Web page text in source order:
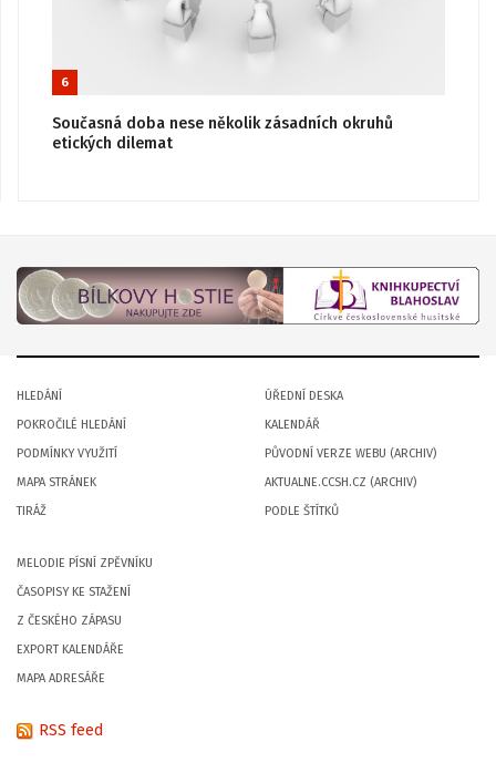
6
Současná doba nese několik zásadních okruhů
etických dilemat
HLEDÁNÍ
POKROČILÉ HLEDÁNÍ
PODMÍNKY VYUŽITÍ
MAPA STRÁNEK
TIRÁŽ
ÚŘEDNÍ DESKA
KALENDÁŘ
PŮVODNÍ VERZE WEBU (ARCHIV)
AKTUALNE.CCSH.CZ (ARCHIV)
PODLE ŠTÍTKŮ
MELODIE PÍSNÍ ZPĚVNÍKU
ČASOPISY KE STAŽENÍ
Z ČESKÉHO ZÁPASU
EXPORT KALENDÁŘE
MAPA ADRESÁŘE
RSS feed